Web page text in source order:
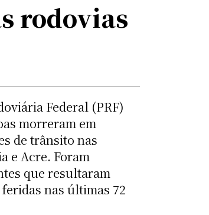
rodovias
Federal (PRF)
morreram em
de trânsito nas
e Acre. Foram
que resultaram
nas últimas 72